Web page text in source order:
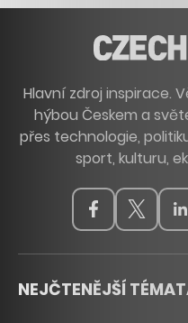
Hlavní zdroj inspirace.
hýbou Českem a
přes technologie,
sport, kulturu,
NEJČTENĚJŠÍ